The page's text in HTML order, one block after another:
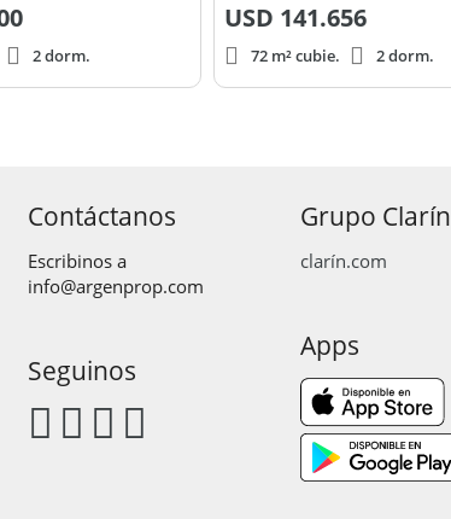
2 dorm.
USD 141.656
72 m² cubie. 2 dorm.
Contáctanos
Escribinos a
info@argenprop.com
Seguinos
Grupo Clarín
clarín.com
Apps